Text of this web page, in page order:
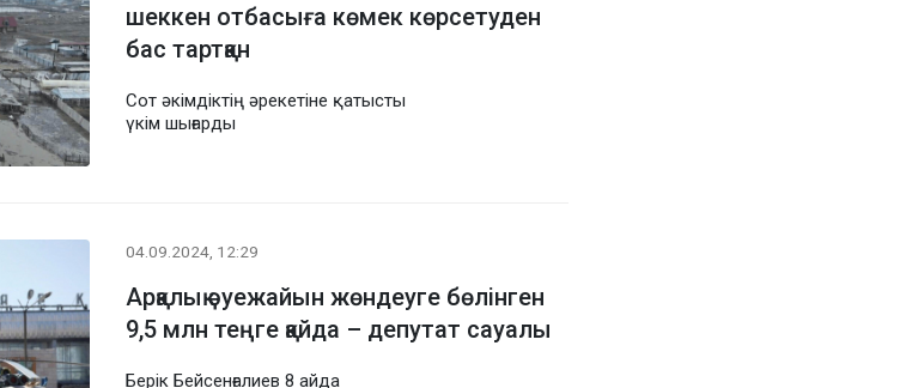
шеккен отбасыға көмек көрсетуден
бас тартқан
Сот әкімдіктің әрекетіне қатысты
үкім шығарды
04.09.2024, 12:29
Арқалық әуежайын жөндеуге бөлінген
9,5 млн теңге қайда – депутат сауалы
Берік Бейсенғалиев 8 айда